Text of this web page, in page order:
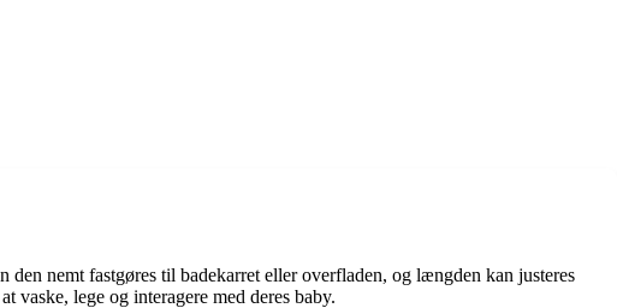
nemt fastgøres til badekarret eller overfladen, og længden kan justeres
lege og interagere med deres baby.